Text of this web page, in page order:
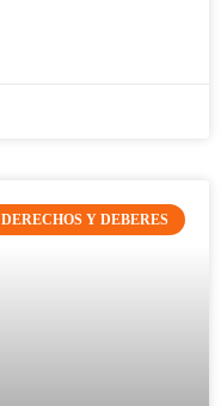
DERECHOS Y DEBERES